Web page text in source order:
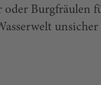
Burgfräulen